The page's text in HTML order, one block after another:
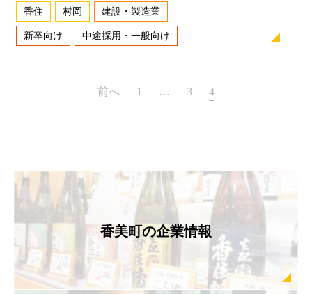
香住 村岡 建設・製造業
新卒向け 中途採用・一般向け
ー
ジ
前へ 1 … 3 4
香美町の企業情報